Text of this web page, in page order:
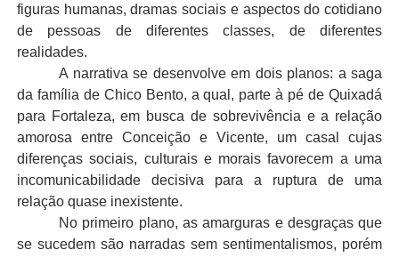
figuras humanas, dramas sociais e aspectos do cotidiano
de pessoas de diferentes classes, de diferentes
realidades.
A narrativa se desenvolve em dois planos: a saga
da família de Chico Bento, a qual, parte à pé de Quixadá
para Fortaleza, em busca de sobrevivência e a relação
amorosa entre Conceição e Vicente, um casal cujas
diferenças sociais, culturais e morais favorecem a uma
incomunicabilidade decisiva para a ruptura de uma
relação quase inexistente.
No primeiro plano, as amarguras e desgraças que
se sucedem são narradas sem sentimentalismos, porém